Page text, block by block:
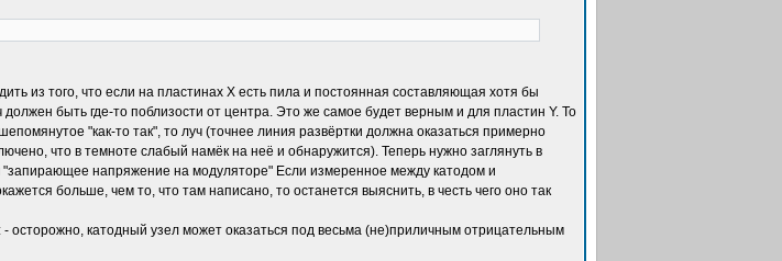
из того, что если на пластинах Х есть пила и постоянная составляющая хотя бы
быть где-то поблизости от центра. Это же самое будет верным и для пластин Y. То
"как-то так", то луч (точнее линия развёртки должна оказаться примерно
что в темноте слабый намёк на неё и обнаружится). Теперь нужно заглянуть в
"запирающее напряжение на модуляторе" Если измеренное между катодом и
больше, чем то, что там написано, то останется выяснить, в честь чего оно так
осторожно, катодный узел может оказаться под весьма (не)приличным отрицательным